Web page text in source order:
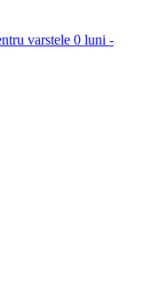
varstele 0 luni -